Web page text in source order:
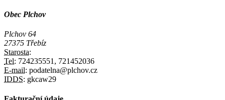
Obec Plchov
Plchov 64
27375 Třebíz
Starosta:
Tel: 724235551, 721452036
E-mail: podatelna@plchov.cz
IDDS: gkcaw29